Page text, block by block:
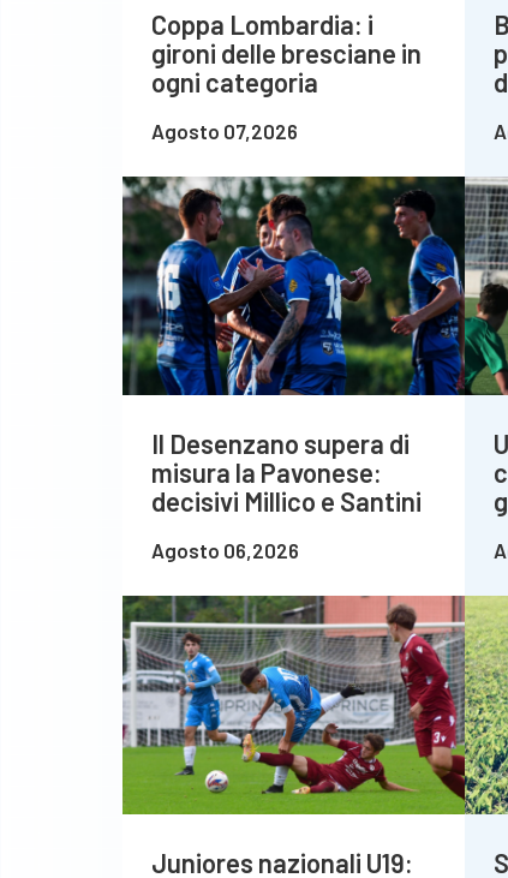
Coppa Lombardia: i
gironi delle bresciane in
ogni categoria
Agosto 07,2026
Il Desenzano supera di
misura la Pavonese:
decisivi Millico e Santini
Agosto 06,2026
Juniores nazionali U19: